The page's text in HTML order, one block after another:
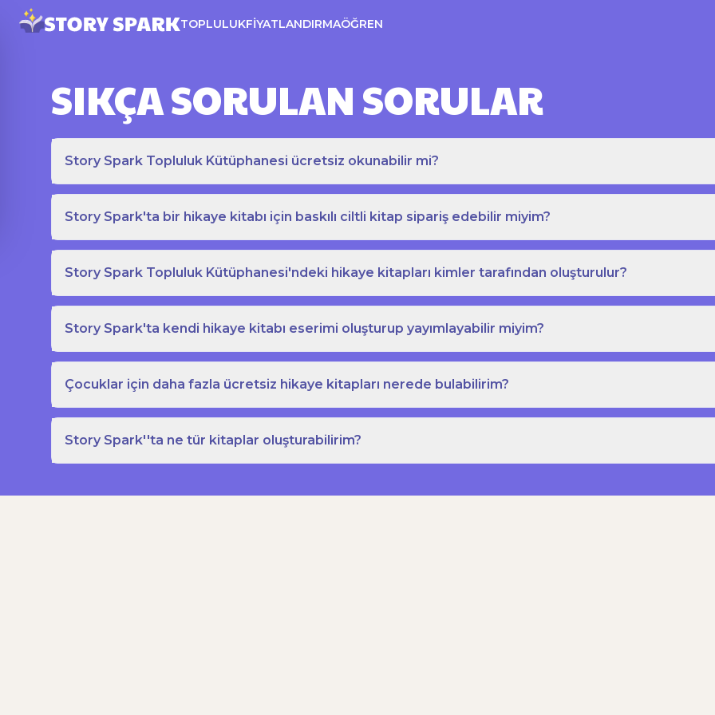
TOPLULUKFIYATLANDIRMAÖĞREN
SIKÇA SORULAN SORULAR
Story Spark Topluluk Kütüphanesi ücretsiz okunabilir mi?
Story Spark'ta bir hikaye kitabı için baskılı ciltli kitap sipariş edebilir miyim?
Story Spark Topluluk Kütüphanesi'ndeki hikaye kitapları kimler tarafından oluşturulur?
Story Spark'ta kendi hikaye kitabı eserimi oluşturup yayımlayabilir miyim?
Çocuklar için daha fazla ücretsiz hikaye kitapları nerede bulabilirim?
Story Spark''ta ne tür kitaplar oluşturabilirim?